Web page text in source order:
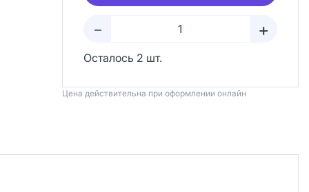
– +
Осталось 2 шт.
Цена действительна при оформлении онлайн